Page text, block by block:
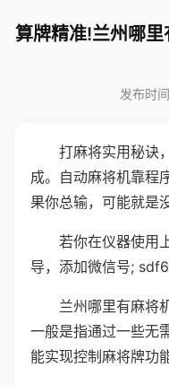
算牌精准!兰州哪
发布时
打麻将实用秘诀
成。自动麻将机靠程
果你总输，可能就是
若你在仪器使用
导，添加微信号;
兰州哪里有麻将
一般是指通过一些无
能实现控制麻将牌功